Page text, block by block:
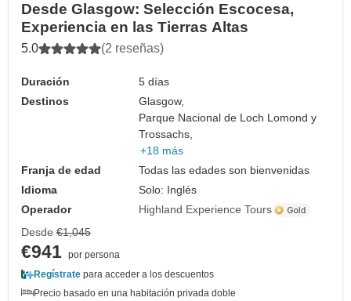
Desde Glasgow: Selección Escocesa,
Experiencia en las Tierras Altas
5.0 (2 reseñas)
Duración
5 días
Destinos
Glasgow,
Parque Nacional de Loch Lomond y
Trossachs,
+18 más
Franja de edad
Todas las edades son bienvenidas
Idioma
Solo: Inglés
Operador
Highland Experience Tours
Desde €1,045
€941 por persona
Regístrate para acceder a los descuentos
Precio basado en una habitación privada doble